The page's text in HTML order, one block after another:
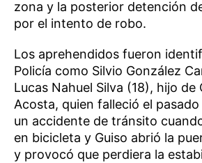
zona y la posterior detención
por el intento de robo.
Los aprehendidos fueron
Policía como Silvio González
Lucas Nahuel Silva (18), hijo de
Acosta, quien falleció el
un accidente de tránsito
en bicicleta y Guiso abrió la
y provocó que perdiera la